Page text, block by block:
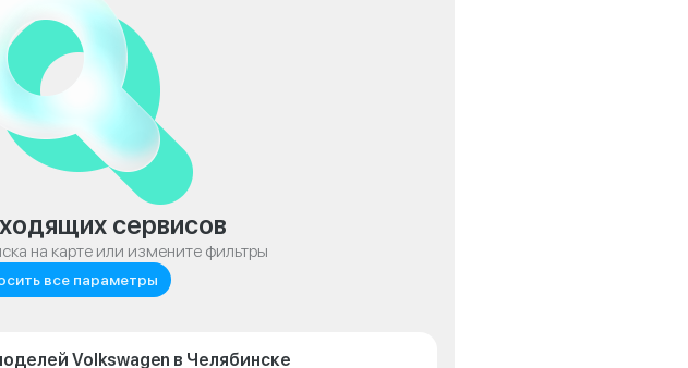
сервисов
на карте или измените фильтры
все параметры
Volkswagen в Челябинске